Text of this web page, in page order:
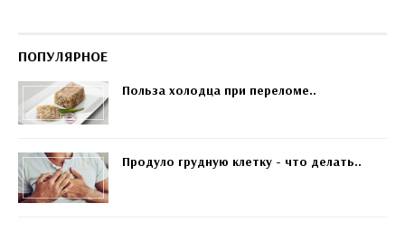
ПОПУЛЯРНОЕ
Польза холодца при переломе..
Продуло грудную клетку - что делать..